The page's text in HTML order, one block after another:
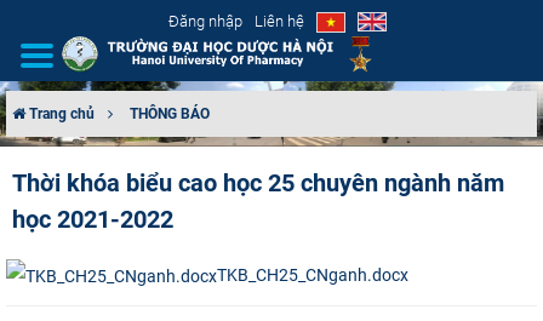
Đăng nhập Liên hệ
CƠ CẤU TỔ CHỨC
TUYỂN SINH
Trang chủ THÔNG BÁO
Thời khóa biểu cao học 25 chuyên ngành năm
học 2021-2022
TKB_CH25_CNganh.docx